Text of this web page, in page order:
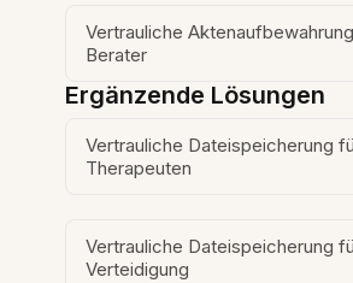
Vertrauliche
Berater
Ergänzende Lösungen
Vertrauliche Dateispeicherung
Therapeuten
Vertrauliche Dateispeicherung
Verteidigung